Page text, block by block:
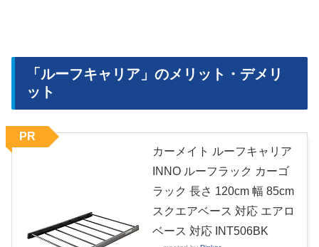
「ルーフキャリア」のメリット・デメリ
ット
カーメイト ルーフキャリア
INNO ルーフラック カーゴ
ラック 長さ 120cm 幅 85cm
スクエアベース 対応 エアロ
ベース 対応 INT506BK
PR